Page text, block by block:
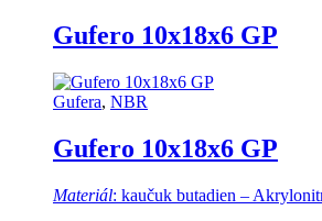
Gufero 10x18x6 GP
Gufera, NBR
Gufero 10x18x6 GP
Materiál: kaučuk butadien –